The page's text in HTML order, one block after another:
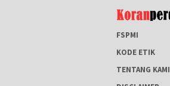
FSPMI
KODE ETIK
TENTANG KAMI